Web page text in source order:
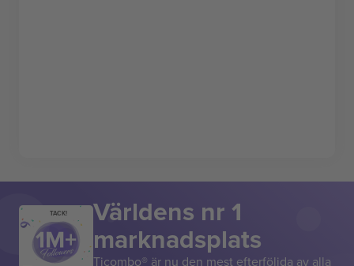
TACK! Världens nr 1
marknadsplats
Ticombo® är nu den mest efterföljda av alla